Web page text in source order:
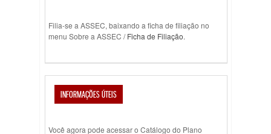
Filia-se a ASSEC, baixando a ficha de filiação no
menu Sobre a ASSEC /Ficha de Filiação.
INFORMAÇÕES ÚTEIS
Você agora pode acessar o Catálogo do Plano